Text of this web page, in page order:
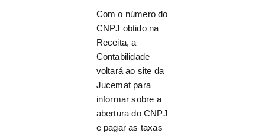
Com o número do
CNPJ obtido na
Receita, a
Contabilidade
voltará ao site da
Jucemat para
informar sobre a
abertura do CNPJ
e pagar as taxas